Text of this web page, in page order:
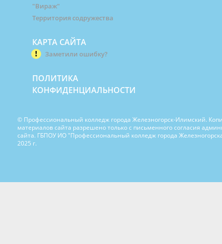
"Вираж"
Территория содружества
КАРТА САЙТА
Заметили ошибку?
ПОЛИТИКА
КОНФИДЕНЦИАЛЬНОСТИ
© Профессиональный колледж города Железногорск-Илимский.
материалов сайта разрешено только с письменного согласия
сайта. ГБПОУ ИО "Профессиональный колледж города
2025 г.